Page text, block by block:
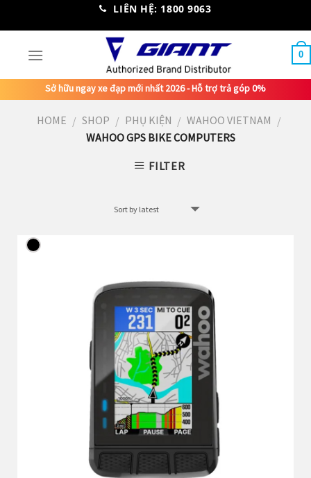
LIÊN HỆ: 1800 9063
0
Sở hữu ngay xe đạp mới nhất 2026 - Hỗ trợ trả góp 0%
HOME / SHOP / PHỤ KIỆN / WAHOO VIETNAM /
WAHOO GPS BIKE COMPUTERS
FILTER